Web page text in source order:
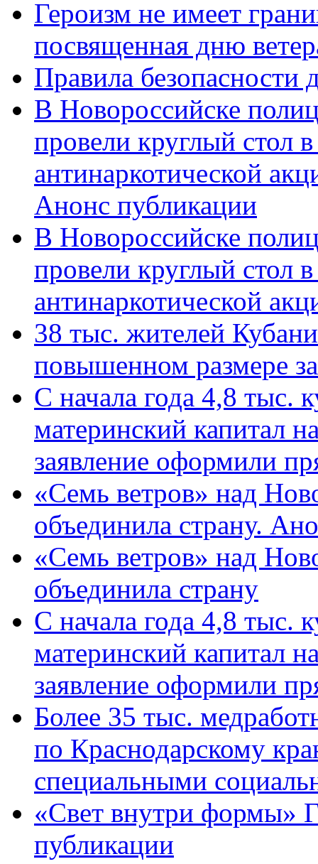
Героизм не имеет
посвященная дню
Правила безопасности
В Новороссийске
провели круглый стол
антинаркотической
Анонс публикации
В Новороссийске
провели круглый стол
антинаркотической
38 тыс. жителей
повышенном размере
С начала года 4,8 тыс.
материнский капитал
заявление оформили
«Семь ветров» над
объединила страну.
«Семь ветров» над
объединила страну
С начала года 4,8 тыс.
материнский капитал
заявление оформили
Более 35 тыс.
по Краснодарскому
специальными
«Свет внутри формы»
публикации